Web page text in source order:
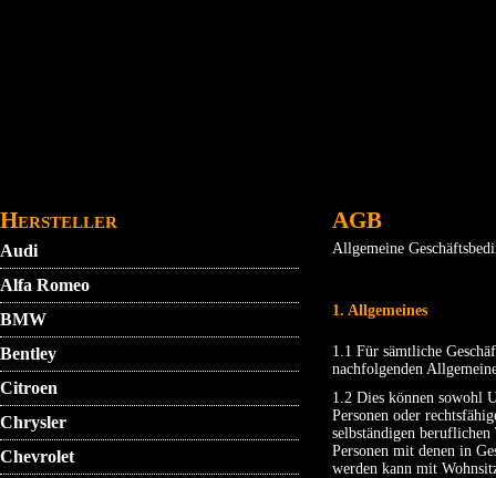
Hersteller
Audi
Alfa Romeo
BMW
Bentley
Citroen
Chrysler
Chevrolet
AGB
Allgemeine
1. Allgemeines
1.1 Für sämtliche
nachfolgenden
1.2 Dies können sowohl
Personen oder
selbständigen
Personen mit denen in
werden kann mit